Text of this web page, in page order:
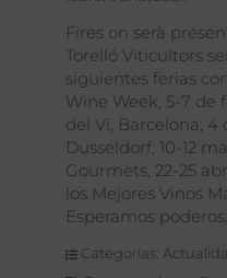
Fires on serà
Torelló Viticultors
siguientes ferias
Wine Week, 5-7 de
del Vi, Barcelona,
Dusseldorf, 10-12
Gourmets, 22-25
los Mejores Vinos
Esperamos poderos
Categorías: